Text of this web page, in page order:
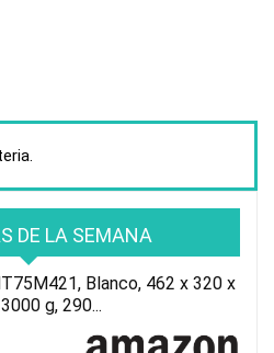
DE LA SEMANA
Blanco, 462 x 320 x
g, 290...